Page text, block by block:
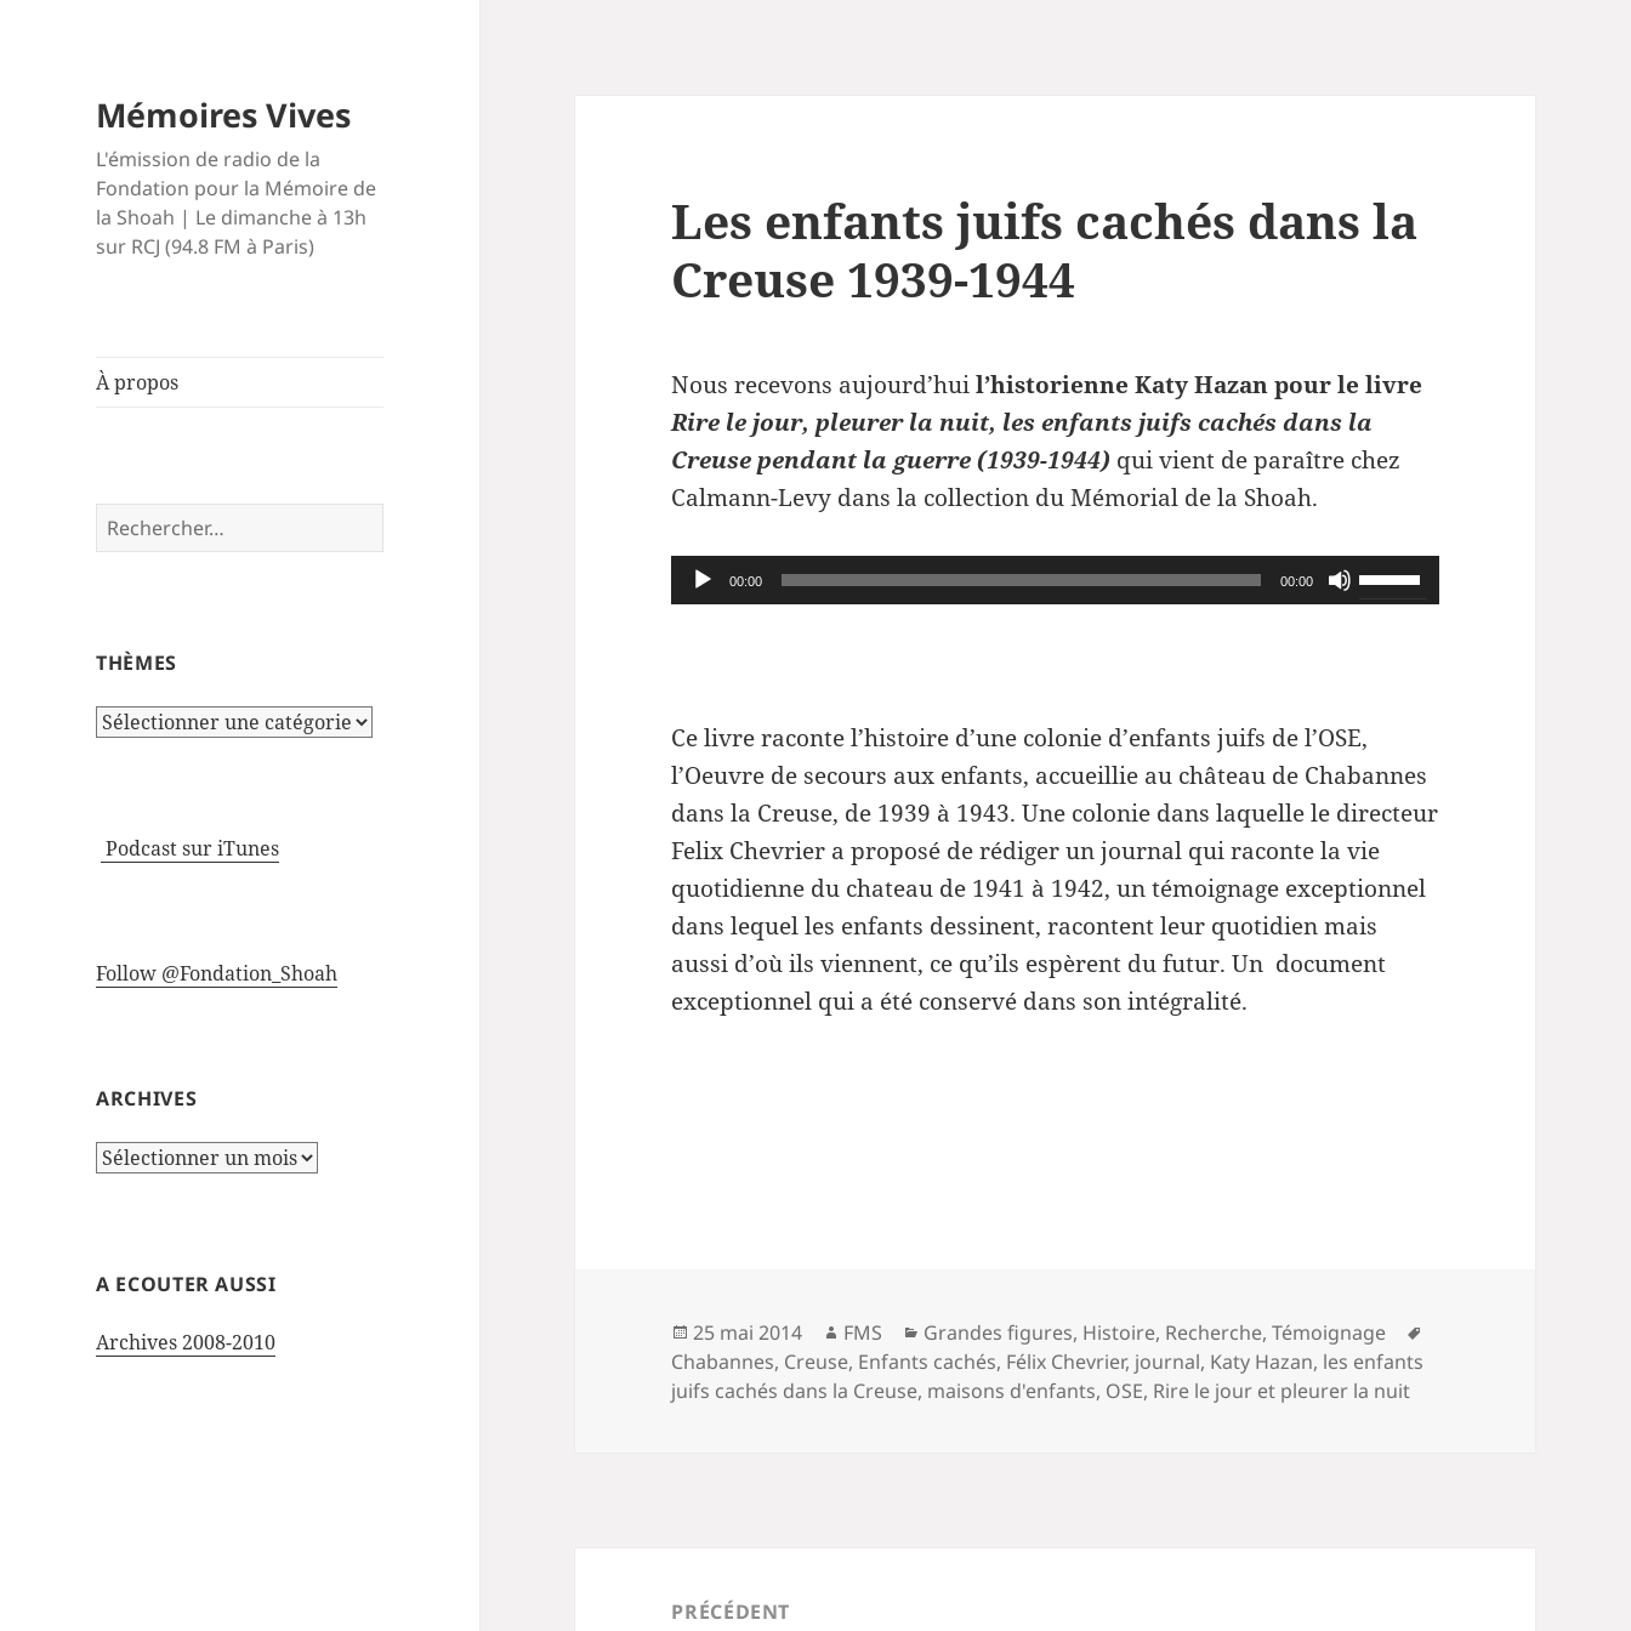
Mémoires Vives
L'émission de radio de la
Fondation pour la Mémoire de
la Shoah | Le dimanche à 13h
sur RCJ (94.8 FM à Paris)
À propos
Rechercher :
THÈMES
Thèmes
Podcast sur iTunes
Follow @Fondation_Shoah
ARCHIVES
Archives
A ECOUTER AUSSI
Archives 2008-2010
Les enfants juifs cachés dans la
Creuse 1939-1944
Nous recevons aujourd’huil’historienne Katy Hazan pour le livre
Rire le jour, pleurer la nuit, les enfants juifs cachés dans la
Creuse pendant la guerre (1939-1944) qui vient de paraître chez
Calmann-Levy dans la collection du Mémorial de la Shoah.
Lecteur
audio
00:00 00:00
Utilisez
les
pour
diminuer
le
volume.
Ce livre raconte l’histoire d’une colonie d’enfants juifs de l’OSE,
l’Oeuvre de secours aux enfants, accueillie au château de Chabannes
dans la Creuse, de 1939 à 1943. Une colonie dans laquelle le directeur
Felix Chevrier a proposé de rédiger un journal qui raconte la vie
quotidienne du chateau de 1941 à 1942, un témoignage exceptionnel
dans lequel les enfants dessinent, racontent leur quotidien mais
aussi d’où ils viennent, ce qu’ils espèrent du futur. Un document
exceptionnel qui a été conservé dans son intégralité.
Publié
le
25 mai 2014 Auteur
FMS Catégories
Grandes figures, Histoire, Recherche,Témoignage
Chabannes, Creuse, Enfants cachés, Félix Chevrier, journal, Katy Hazan, les enfants
juifs cachés dans la Creuse, maisons d'enfants, OSE, Rire le jour et pleurer la nuit
PRÉCÉDENT